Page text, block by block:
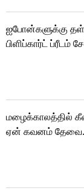
ஐபோன்களுக்கு
பிளிப்கார்ட் ப்ரீடம்
மழைக்காலத்தில்
ஏன் கவனம்